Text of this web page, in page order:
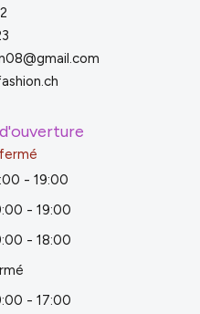
- 19:00
- 19:00
- 18:00
- 17:00